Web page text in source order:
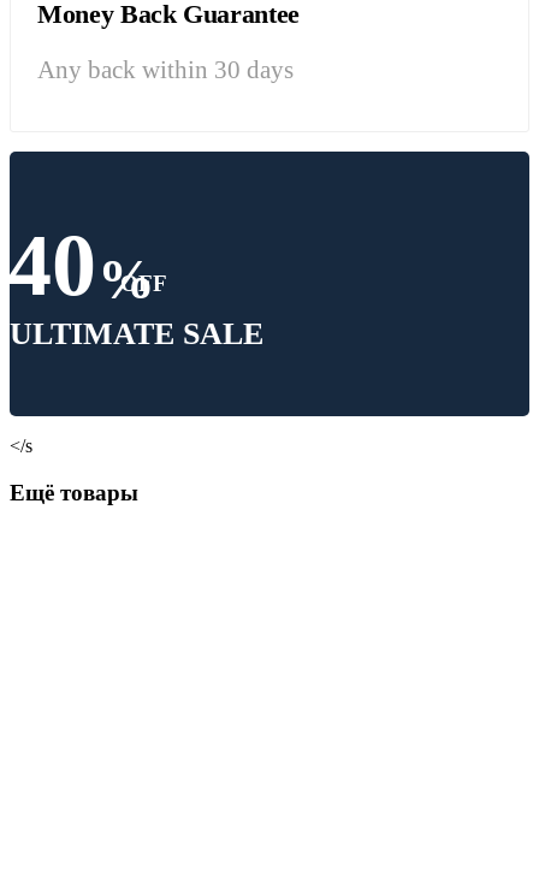
Money Back Guarantee
Any back within 30 days
40%
OFF
ULTIMATE SALE
</s
Ещё товары